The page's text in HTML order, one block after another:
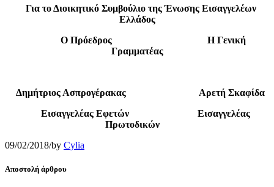
Για το Διοικητικό Συμβούλιο της Ένωσης Εισαγγελέων
Ελλάδος
Ο Πρόεδρος
Η Γενική
Γραμματέας
Δημήτριος Ασπρογέρακας
Αρετή Σκαφίδα
Εισαγγελέας Εφετών
Εισαγγελέας
Πρωτοδικών
09/02/2018/by Cylia
Αποστολή άρθρου